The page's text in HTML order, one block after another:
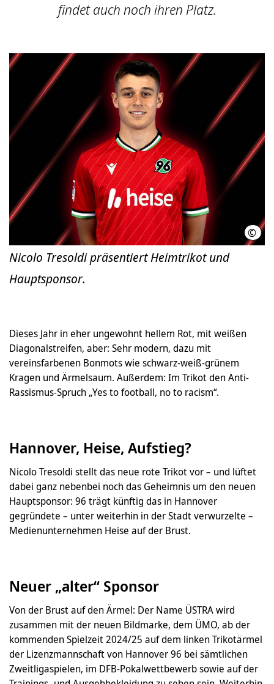
findet auch noch ihren Platz.
©
Nicolo Tresoldi präsentiert Heimtrikot und
Hauptsponsor.
Dieses Jahr in eher ungewohnt hellem Rot, mit weißen
Diagonalstreifen, aber: Sehr modern, dazu mit
vereinsfarbenen Bonmots wie schwarz-weiß-grünem
Kragen und Ärmelsaum. Außerdem: Im Trikot den Anti-
Rassismus-Spruch „Yes to football, no to racism“.
Hannover, Heise, Aufstieg?
Nicolo Tresoldi stellt das neue rote Trikot vor – und lüftet
dabei ganz nebenbei noch das Geheimnis um den neuen
Hauptsponsor: 96 trägt künftig das in Hannover
gegründete – unter weiterhin in der Stadt verwurzelte –
Medienunternehmen Heise auf der Brust.
Neuer „alter“ Sponsor
Von der Brust auf den Ärmel: Der Name ÜSTRA wird
zusammen mit der neuen Bildmarke, dem ÜMO, ab der
kommenden Spielzeit 2024/25 auf dem linken Trikotärmel
der Lizenzmannschaft von Hannover 96 bei sämtlichen
Zweitligaspielen, im DFB-Pokalwettbewerb sowie auf der